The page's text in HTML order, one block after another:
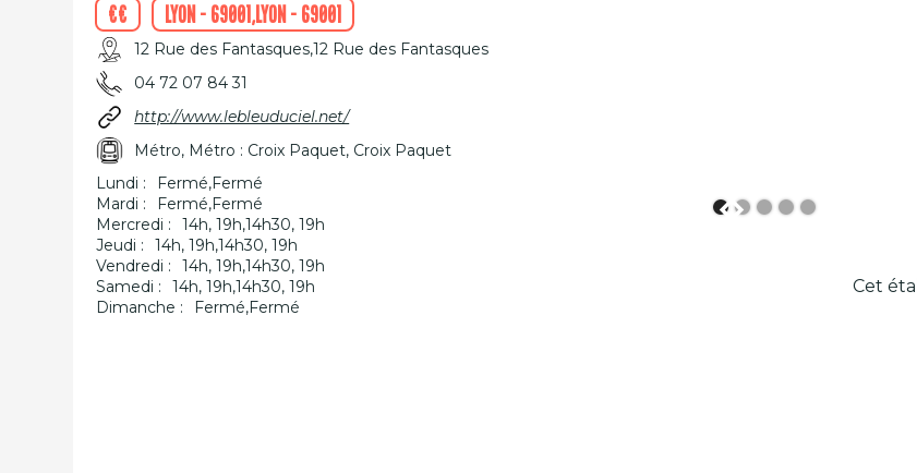
€€
Lyon - 69001,Lyon - 69001
12 Rue des Fantasques,12 Rue des Fantasques
04 72 07 84 31
http://www.lebleuduciel.net/
Métro, Métro : Croix Paquet, Croix Paquet
Lundi :
Fermé,Fermé
Mardi :
Fermé,Fermé
Mercredi :
14h, 19h,14h30, 19h
Jeudi :
14h, 19h,14h30, 19h
Vendredi :
14h, 19h,14h30, 19h
Samedi :
14h, 19h,14h30, 19h
Dimanche :
Fermé,Fermé
Cet